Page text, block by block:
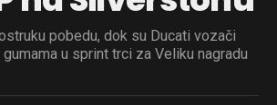
pobedu, dok su Ducati vozači
u sprint trci za Veliku nagradu